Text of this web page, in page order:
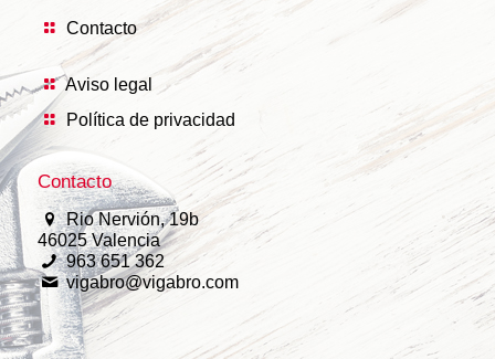
Contacto
Aviso legal
Política de privacidad
Contacto
Rio Nervión, 19b
46025 Valencia
963 651 362
vigabro@vigabro.com